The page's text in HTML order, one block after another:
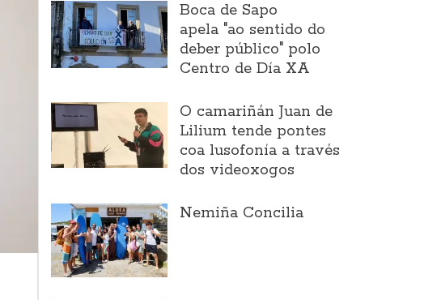
Boca de Sapo
apela "ao sentido do
deber público" polo
Centro de Día XA
O camariñán Juan de
Lilium tende pontes
coa lusofonía a través
dos videoxogos
Nemiña Concilia